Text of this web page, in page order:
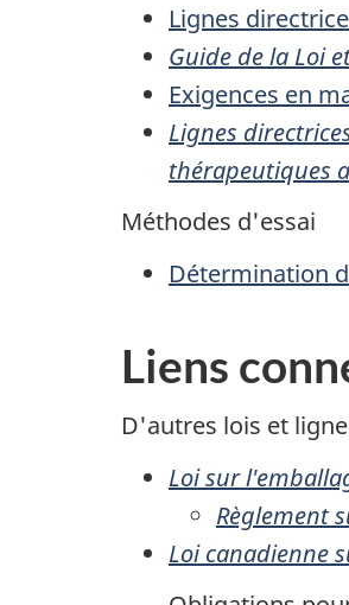
Lignes
Guide de la Loi
Exigences en
Lignes
thérapeutiques
Méthodes d'essai
Détermination
Liens
D'autres lois et
Loi sur
Règlement
Loi canadienne